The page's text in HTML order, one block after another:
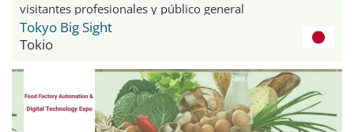
visitantes profesionales y público general
Tokyo Big Sight
Tokio